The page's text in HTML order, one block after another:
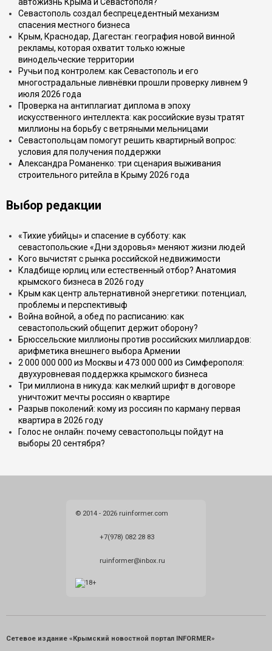
Севастополь создал беспрецедентный механизм
спасения местного бизнеса
Крым, Краснодар, Дагестан: география новой винной
рекламы, которая охватит только южные
винодельческие территории
Ручьи под контролем: как Севастополь и его
многострадальные ливнёвки прошли проверку ливнем 9
июля 2026 года
Проверка на антиплагиат диплома в эпоху
искусственного интеллекта: как российские вузы тратят
миллионы на борьбу с ветряными мельницами
Севастопольцам помогут решить квартирный вопрос:
условия для получения поддержки
Александра Романенко: три сценария выживания
строительного ритейла в Крыму 2026 года
Выбор редакции
«Тихие убийцы» и спасение в субботу: как
севастопольские «Дни здоровья» меняют жизни людей
Кого вычистят с рынка российской недвижимости
Кладбище юрлиц или естественный отбор? Анатомия
крымского бизнеса в 2026 году
Крым как центр альтернативной энергетики: потенциал,
проблемы и перспективыф
Война войной, а обед по расписанию: как
севастопольский общепит держит оборону?
Брюссельские миллионы против российских миллиардов:
арифметика внешнего выбора Армении
2 000 000 000 из Москвы и 473 000 000 из Симферополя:
двухуровневая поддержка крымского бизнеса
Три миллиона в никуда: как мелкий шрифт в договоре
уничтожит мечты россиян о квартире
Разрыв поколений: кому из россиян по карману первая
квартира в 2026 году
Голос не онлайн: почему севастопольцы пойдут на
выборы 20 сентября?
© 2014 - 2026 ruinformer.com
+7(978) 082 28 83
ruinformer@inbox.ru
Сетевое издание «Крымский новостной портал INFORMER»